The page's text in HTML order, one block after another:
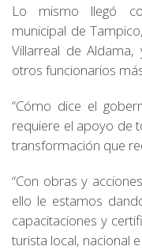
Lo mismo llegó
municipal de
Villarreal de Aldama,
otros funcionarios
“Cómo dice el
requiere el apoyo de
transformación que
“Con obras y
ello le estamos
capacitaciones y
turista local, nacional